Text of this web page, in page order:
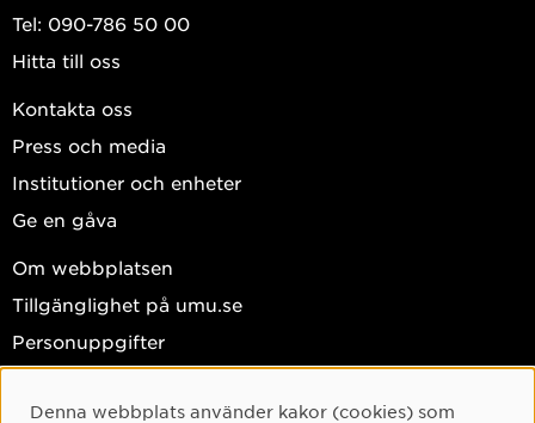
till Oktober 2025 på Umeå Universitet
Tel: 090-786 50 00
Hitta till oss
Kontakta oss
Press och media
Institutioner och enheter
Ge en gåva
Om webbplatsen
Tillgänglighet på umu.se
Personuppgifter
Denna webbplats använder kakor (cookies) som